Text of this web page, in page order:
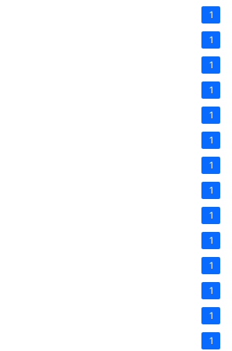
1
1
1
1
1
1
1
1
1
1
1
1
1
1